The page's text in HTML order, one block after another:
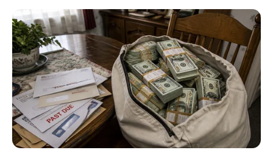
Top 10 Pop Divas - Number 4 May Shock You
BRAINBERRIES